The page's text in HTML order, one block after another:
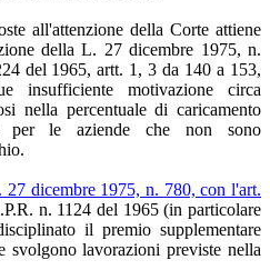
all'attenzione della Corte attiene
della L. 27 dicembre 1975, n.
del 1965, artt. 1, 3 da 140 a 153,
insufficiente motivazione circa
nella percentuale di caricamento
per le aziende che non sono
27 dicembre 1975, n. 780, con l'art.
n. 1124 del 1965 (in particolare
il premio supplementare
lavorazioni previste nella